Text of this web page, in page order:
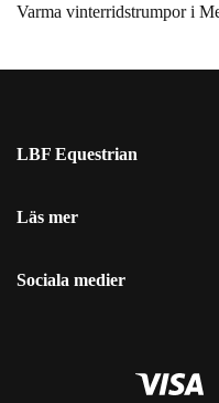
Varma vinterridstrumpor i
LBF Equestrian
Läs mer
Sociala medier